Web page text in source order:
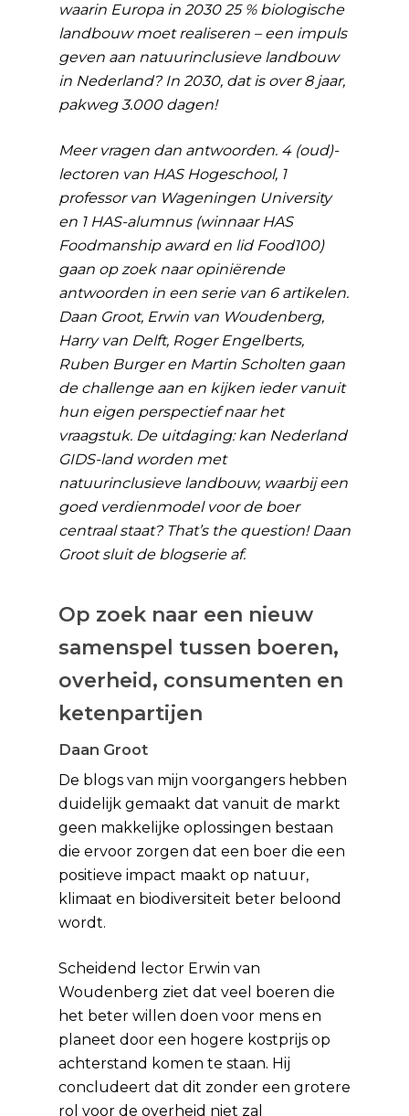
waarin Europa in 2030 25 % biologische
landbouw moet realiseren – een impuls
geven aan natuurinclusieve landbouw
in Nederland? In 2030, dat is over 8 jaar,
pakweg 3.000 dagen!
Meer vragen dan antwoorden. 4 (oud)-
lectoren van HAS Hogeschool, 1
professor van Wageningen University
en 1 HAS-alumnus (winnaar HAS
Foodmanship award en lid Food100)
gaan op zoek naar opiniërende
antwoorden in een serie van 6 artikelen.
Daan Groot, Erwin van Woudenberg,
Harry van Delft, Roger Engelberts,
Ruben Burger en Martin Scholten gaan
de challenge aan en kijken ieder vanuit
hun eigen perspectief naar het
vraagstuk. De uitdaging: kan Nederland
GIDS-land worden met
natuurinclusieve landbouw, waarbij een
goed verdienmodel voor de boer
centraal staat? That’s the question! Daan
Groot sluit de blogserie af.
Op zoek naar een nieuw
samenspel tussen boeren,
overheid, consumenten en
ketenpartijen
Daan Groot
De blogs van mijn voorgangers hebben
duidelijk gemaakt dat vanuit de markt
geen makkelijke oplossingen bestaan
die ervoor zorgen dat een boer die een
positieve impact maakt op natuur,
klimaat en biodiversiteit beter beloond
wordt.
Scheidend lector Erwin van
Woudenberg ziet dat veel boeren die
het beter willen doen voor mens en
planeet door een hogere kostprijs op
achterstand komen te staan. Hij
concludeert dat dit zonder een grotere
rol voor de overheid niet zal